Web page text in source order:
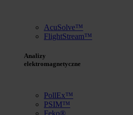
AcuSolve™
FlightStream™
Analizy
elektromagnetyczne
PollEx™
PSIM™
Feko®